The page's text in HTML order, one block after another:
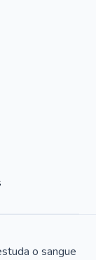
o sangue